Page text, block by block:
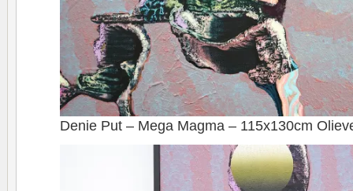
Denie Put – Mega Magma – 115x130cm